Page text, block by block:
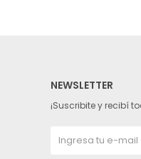
NEWSLETTER
¡Suscribite y recibí